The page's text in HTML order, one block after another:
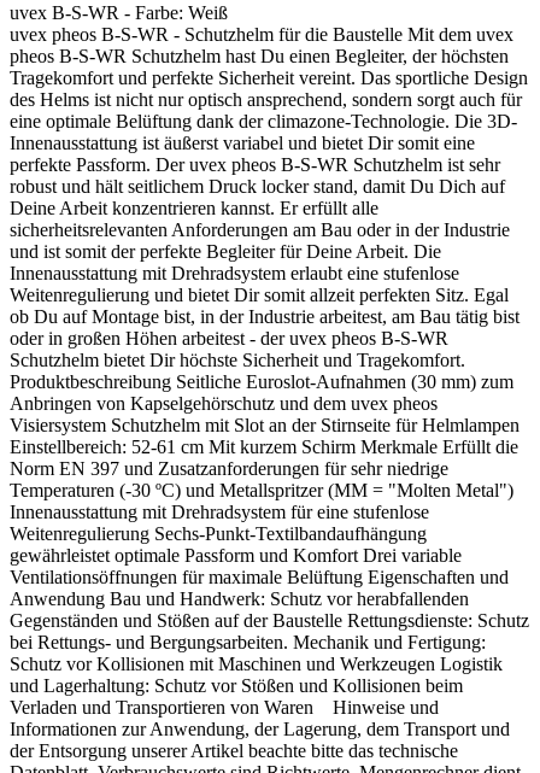
uvex B-S-WR - Farbe: Weiß
uvex pheos B-S-WR - Schutzhelm für die Baustelle Mit dem uvex
pheos B-S-WR Schutzhelm hast Du einen Begleiter, der höchsten
Tragekomfort und perfekte Sicherheit vereint. Das sportliche Design
des Helms ist nicht nur optisch ansprechend, sondern sorgt auch für
eine optimale Belüftung dank der climazone-Technologie. Die 3D-
Innenausstattung ist äußerst variabel und bietet Dir somit eine
perfekte Passform. Der uvex pheos B-S-WR Schutzhelm ist sehr
robust und hält seitlichem Druck locker stand, damit Du Dich auf
Deine Arbeit konzentrieren kannst. Er erfüllt alle
sicherheitsrelevanten Anforderungen am Bau oder in der Industrie
und ist somit der perfekte Begleiter für Deine Arbeit. Die
Innenausstattung mit Drehradsystem erlaubt eine stufenlose
Weitenregulierung und bietet Dir somit allzeit perfekten Sitz. Egal
ob Du auf Montage bist, in der Industrie arbeitest, am Bau tätig bist
oder in großen Höhen arbeitest - der uvex pheos B-S-WR
Schutzhelm bietet Dir höchste Sicherheit und Tragekomfort.
Produktbeschreibung Seitliche Euroslot-Aufnahmen (30 mm) zum
Anbringen von Kapselgehörschutz und dem uvex pheos
Visiersystem Schutzhelm mit Slot an der Stirnseite für Helmlampen
Einstellbereich: 52-61 cm Mit kurzem Schirm Merkmale Erfüllt die
Norm EN 397 und Zusatzanforderungen für sehr niedrige
Temperaturen (-30 ºC) und Metallspritzer (MM = "Molten Metal")
Innenausstattung mit Drehradsystem für eine stufenlose
Weitenregulierung Sechs-Punkt-Textilbandaufhängung
gewährleistet optimale Passform und Komfort Drei variable
Ventilationsöffnungen für maximale Belüftung Eigenschaften und
Anwendung Bau und Handwerk: Schutz vor herabfallenden
Gegenständen und Stößen auf der Baustelle Rettungsdienste: Schutz
bei Rettungs- und Bergungsarbeiten. Mechanik und Fertigung:
Schutz vor Kollisionen mit Maschinen und Werkzeugen Logistik
und Lagerhaltung: Schutz vor Stößen und Kollisionen beim
Verladen und Transportieren von Waren Hinweise und
Informationen zur Anwendung, der Lagerung, dem Transport und
der Entsorgung unserer Artikel beachte bitte das technische